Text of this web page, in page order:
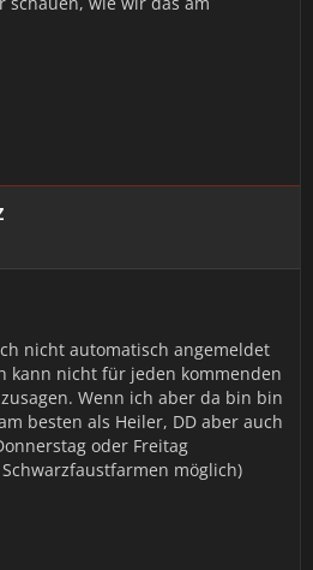
nicht automatisch angemeldet
kann nicht für jeden kommenden
Wenn ich aber da bin bin
besten als Heiler, DD aber auch
oder Freitag
möglich)